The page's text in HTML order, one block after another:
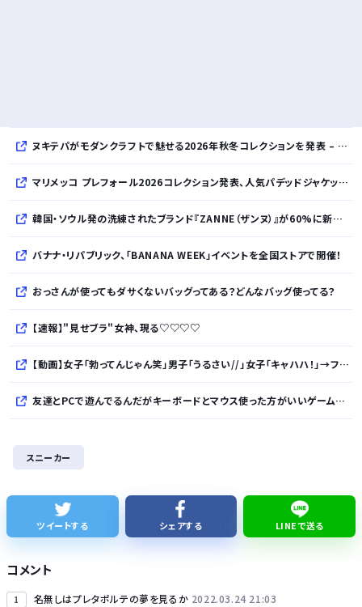
ヌキテパがモダンクラフトで魅せる2026年秋冬コレクションを発表 – インド・アムリトサルで織り上げたウールなど手仕事の美しさを現代的に昇華
マリメッコ プレフォール2026コレクション発表、人気パデッドジャケットの日本限定カラーも登場
韓国・ソウル発の洗練されたブランド『ZANNE（ザンヌ）』が60%に新規入店、モダン×エフォートレスなコレクションを展開
バナナ・リパブリック、「BANANA WEEK」イベントを全国ストアで開催！
おっさんが使ってもダサくないバッグってある？どんなバッグ使ってる？
【速報】"見せブラ"女神、現る♡♡♡♡
【動画】女子「勃ってんじゃん笑」男子「うるさい//」女子「キャハハ！」→フ●ラ開始ｗｗｗｗｗｗｗｗｗｗ
友達とPCで遊んでるんだがキーボードとマウス使った方がいいゲームでも頑なにパッド使いたがる
株式投資、若年男性の自信喪失の原因に… ６割超が「人生の敗者」自認か
スニーカー
ツイートする シェアする LINEで送る
コメント
1 名無しはプレタポルテの夢を見るか 2022.03.24 21:03